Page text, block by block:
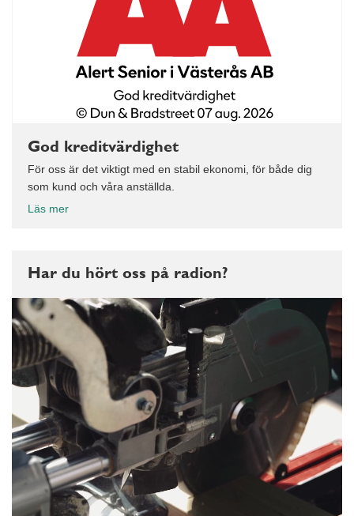
God kreditvärdighet
För oss är det viktigt med en stabil ekonomi, för både dig
som kund och våra anställda.
Läs mer
Har du hört oss på radion?